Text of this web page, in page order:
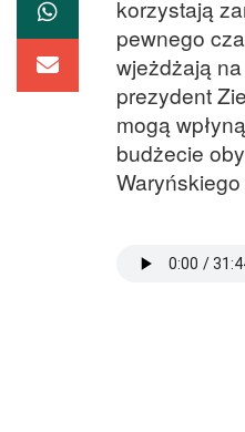
korzystają
pewnego
wjeżdżają
prezydent
mogą
budżecie